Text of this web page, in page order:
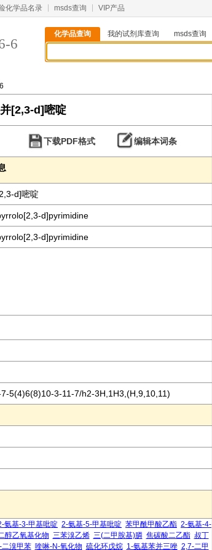
化学品名录 msds查询 VIP产品
6
化学品查询 我的试剂库查询 msds查询
[2,3-d]嘧啶
下载PDF格式 编辑本词条
d]嘧啶
d]pyrimidine
d]pyrimidine
5(4)6(8)10-3-11-7/h2-3H,1H3,(H,9,10,11)
氨基-3-甲基吡啶 2-氨基-5-甲基吡啶 苯甲酰甲酸乙酯 2-氨基-4-
醇乙氧基化物 三苯溴乙烯 三(二甲胺基)膦 焦碳酸二乙酯 叔丁
二溴甲苯 喹啉-N-氧化物 硫化环戊烷 1-氨基苯并三唑 2,7-二甲